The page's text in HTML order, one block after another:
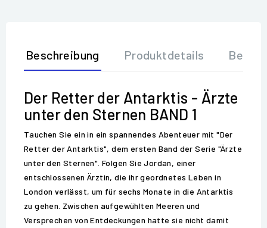
Beschreibung Produktdetails
Der Retter der Antarktis - Ärzte
unter den Sternen BAND 1
Tauchen Sie ein in ein spannendes Abenteuer mit "Der
Retter der Antarktis", dem ersten Band der Serie "Ärzte
unter den Sternen". Folgen Sie Jordan, einer
entschlossenen Ärztin, die ihr geordnetes Leben in
London verlässt, um für sechs Monate in die Antarktis
zu gehen. Zwischen aufgewühlten Meeren und
Versprechen von Entdeckungen hatte sie nicht damit